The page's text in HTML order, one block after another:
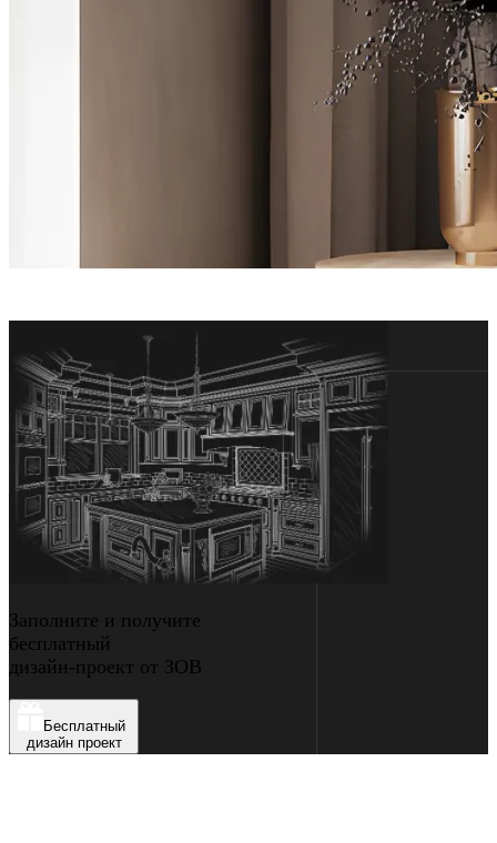
Заполните и получите
бесплатный
дизайн-проект от ЗОВ
Бесплатный
дизайн проект